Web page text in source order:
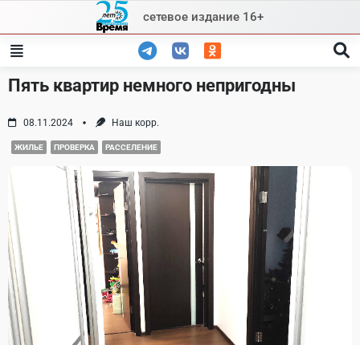
content
сетевое издание 16+
Пять квартир немного непригодны
08.11.2024 Наш корр.
ЖИЛЬЕ ПРОВЕРКА РАССЕЛЕНИЕ